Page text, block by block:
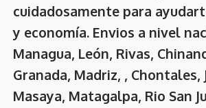
cuidadosamente para
y economía. Envios a nivel
Managua, León, Rivas,
Granada, Madriz, , Chontales,
Masaya, Matagalpa, Rio San